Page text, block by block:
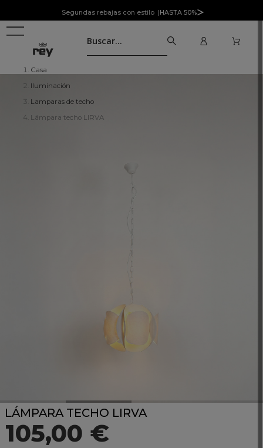
Segundas rebajas con estilo |HASTA 50%
Casa
Iluminación
Lamparas de techo
Lámpara techo LIRVA
LÁMPARA TECHO LIRVA
105,00 €